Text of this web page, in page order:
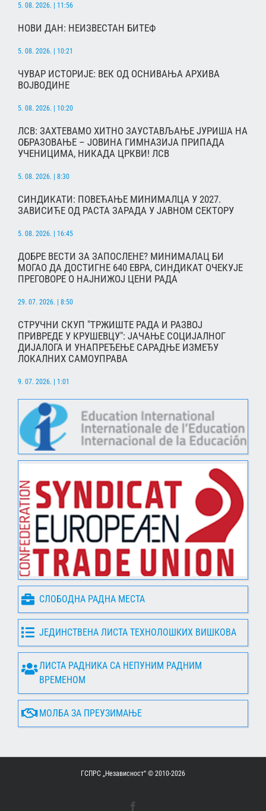
5. 08. 2026. | 11:56
НОВИ ДАН: НЕИЗВЕСТАН БИТЕФ
5. 08. 2026. | 10:21
ЧУВАР ИСТОРИЈЕ: ВЕК ОД ОСНИВАЊА АРХИВА
ВОЈВОДИНЕ
5. 08. 2026. | 10:20
ЛСВ: ЗАХТЕВАМО ХИТНО ЗАУСТАВЉАЊЕ ЈУРИША НА
ОБРАЗОВАЊЕ – ЈОВИНА ГИМНАЗИЈА ПРИПАДА
УЧЕНИЦИМА, НИКАДА ЦРКВИ! ЛСВ
5. 08. 2026. | 8:30
СИНДИКАТИ: ПОВЕЋАЊЕ МИНИМАЛЦА У 2027.
ЗАВИСИЋЕ ОД РАСТА ЗАРАДА У ЈАВНОМ СЕКТОРУ
5. 08. 2026. | 16:45
ДОБРЕ ВЕСТИ ЗА ЗАПОСЛЕНЕ? МИНИМАЛАЦ БИ
МОГАО ДА ДОСТИГНЕ 640 ЕВРА, СИНДИКАТ ОЧЕКУЈЕ
ПРЕГОВОРЕ О НАЈНИЖОЈ ЦЕНИ РАДА
29. 07. 2026. | 8:50
СТРУЧНИ СКУП "ТРЖИШТЕ РАДА И РАЗВОЈ
ПРИВРЕДЕ У КРУШЕВЦУ": ЈАЧАЊЕ СОЦИЈАЛНОГ
ДИЈАЛОГА И УНАПРЕЂЕЊЕ САРАДЊЕ ИЗМЕЂУ
ЛОКАЛНИХ САМОУПРАВА
9. 07. 2026. | 1:01
СЛОБОДНА РАДНА МЕСТА
ЈЕДИНСТВЕНА ЛИСТА ТЕХНОЛОШКИХ ВИШКОВА
ЛИСТА РАДНИКА СА НЕПУНИМ РАДНИМ
ВРЕМЕНОМ
МОЛБА ЗА ПРЕУЗИМАЊЕ
ГСПРС „Независност“ © 2010-2026